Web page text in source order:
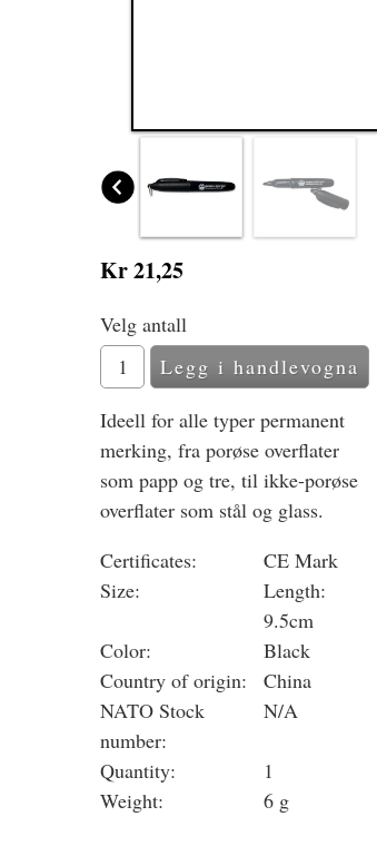
Kr 21,25
Velg antall
Ideell for alle typer permanent
merking, fra porøse overflater
som papp og tre, til ikke-porøse
overflater som stål og glass.
Certificates:
CE Mark
Size:
Length:
9.5cm
Color:
Black
Country of origin:
China
NATO Stock
number:
N/A
Quantity:
1
Weight:
6 g